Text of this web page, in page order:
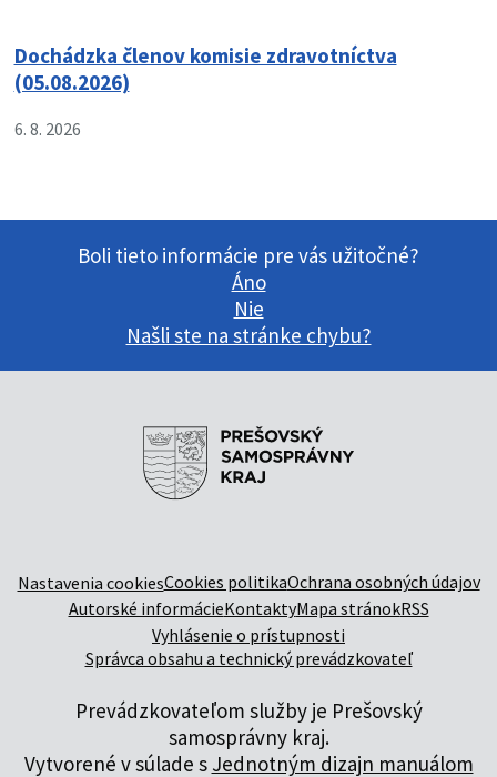
Dochádzka členov komisie zdravotníctva
(05.08.2026)
6. 8. 2026
Boli tieto informácie pre vás užitočné?
Áno
Nie
Našli ste na stránke chybu?
Nastavenia cookiesCookies politikaOchrana osobných údajov
Autorské informácieKontaktyMapa stránokRSS
Vyhlásenie o prístupnosti
Správca obsahu a technický prevádzkovateľ
Prevádzkovateľom služby je Prešovský
samosprávny kraj.
Vytvorené v súlade s Jednotným dizajn manuálom